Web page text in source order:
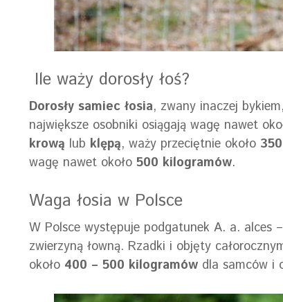
Ile waży dorosły łoś?
Dorosły samiec łosia, zwany inaczej
największe osobniki osiągają wagę nawet
krową lub klępą, waży przeciętnie około
wagę nawet około 500 kilogramów.
Waga łosia w Polsce
W Polsce występuje podgatunek A. a. alces
zwierzyną łowną. Rzadki i objęty
około 400 – 500 kilogramów dla samców i